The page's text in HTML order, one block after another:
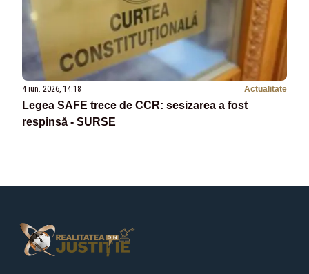
4 iun. 2026, 14:18 Actualitate
Legea SAFE trece de CCR: sesizarea a fost
respinsă - SURSE